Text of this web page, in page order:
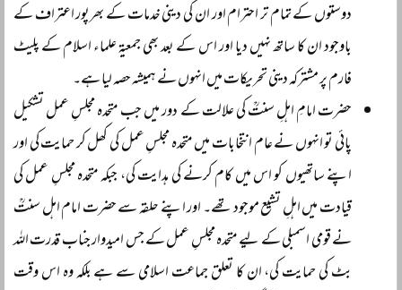
دوستوں کے تمام تر احترام اور ان کی دینی خدمات کے بھرپور اعتراف کے
باوجود ان کا ساتھ نہیں دیا اور اس کے بعد بھی جمعیۃ علماء اسلام کے پلیٹ
فارم پر مشترکہ دینی تحریکات میں انہوں نے ہمیشہ حصہ لیا ہے۔
حضرت امامِ اہلِ سنتؒ کی علالت کے دور میں جب متحدہ مجلسِ عمل تشکیل
پائی تو انہوں نے عام انتخابات میں متحدہ مجلسِ عمل کی کھل کر حمایت کی اور
اپنے ساتھیوں کو اس میں کام کرنے کی ہدایت کی، جبکہ متحدہ مجلسِ عمل کی
قیادت میں اہلِ تشیع موجود تھے۔ اور اپنے حلقہ سے حضرت امام اہل سنتؒ
نے قومی اسمبلی کے لیے متحدہ مجلسِ عمل کے جس امیدوار جناب قدرت اللہ
بٹ کی حمایت کی، ان کا تعلق جماعت اسلامی سے ہے بلکہ وہ اس وقت